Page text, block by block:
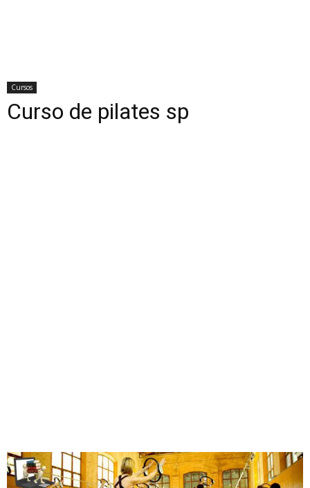
Cursos
Curso de pilates sp